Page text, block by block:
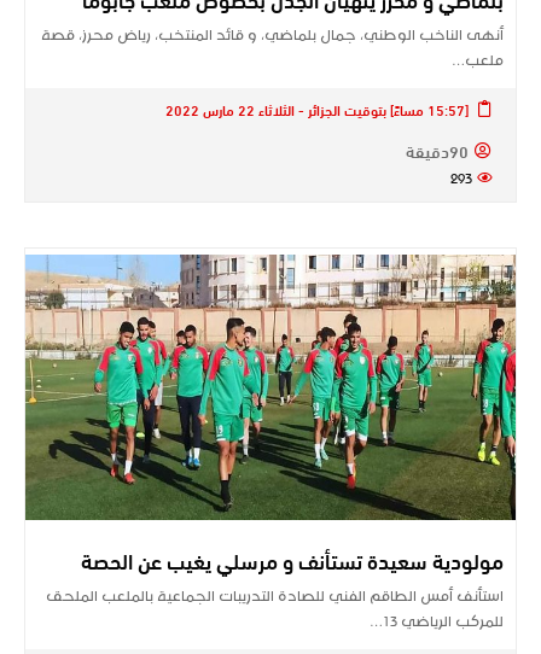
أنهى الناخب الوطني، جمال بلماضي، و قائد المنتخب، رياض محرز، قصة
ملعب…
[15:57 مساءً] بتوقيت الجزائر - الثلاثاء 22 مارس 2022
90دقيقة
293
مولودية سعيدة تستأنف و مرسلي يغيب عن الحصة
استأنف أمس الطاقم الفني للصادة التدريبات الجماعية بالملعب الملحق
للمركب الرياضي 13…